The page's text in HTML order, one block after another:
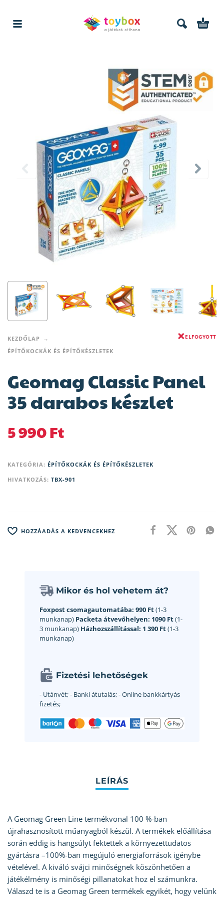
KEZDŐLAP
ÉPÍTŐKOCKÁK ÉS ÉPÍTŐKÉSZLETEK
ELFOGYOTT
Geomag Classic Panel
35 darabos készlet
5 990Ft
KATEGÓRIA: ÉPÍTŐKOCKÁK ÉS ÉPÍTŐKÉSZLETEK
HIVATKOZÁS: TBX-901
HOZZÁADÁS A KEDVENCEKHEZ
Mikor és hol vehetem át?
Foxpost csomagautomatába: 990 Ft(1-3
munkanap) Packeta átvevőhelyen: 1090 Ft(1-
3 munkanap) Házhozszállítással: 1 390 Ft(1-3
munkanap)
Fizetési lehetőségek
- Utánvét;- Banki átutalás;- Online bankkártyás
fizetés;
A Geomag Green Line termékvonal 100 %-ban
újrahasznosított műanyagból készül. A termékek előállítása
során eddig is hangsúlyt fektettek a környezettudatos
gyártásra –100%-ban megújuló energiaforrások igénybe
vételével. A kiváló svájci minőségnek köszönhetően a
játékélmény is minőségi pillanatokat hoz el számunkra.
Válaszd te is a Geomag Green termékek egyikét, hogy velünk